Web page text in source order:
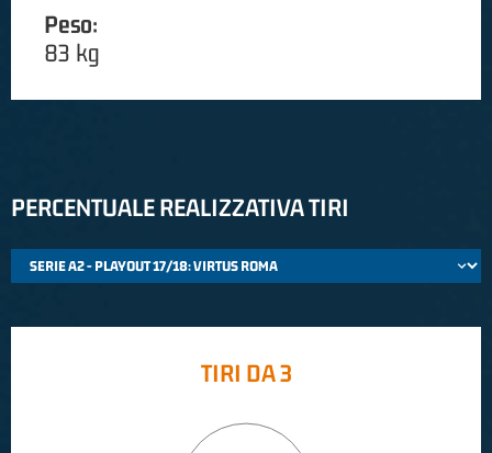
Peso:
83 kg
PERCENTUALE REALIZZATIVA TIRI
TIRI DA 3